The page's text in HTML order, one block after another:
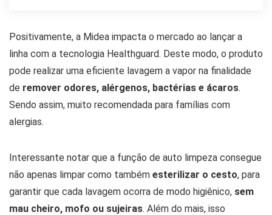
Positivamente, a Midea impacta o mercado ao lançar a
linha com a tecnologia Healthguard. Deste modo, o produto
pode realizar uma eficiente lavagem a vapor na finalidade
de remover odores, alérgenos, bactérias e ácaros.
Sendo assim, muito recomendada para famílias com
alergias.
Interessante notar que a função de auto limpeza consegue
não apenas limpar como também esterilizar o cesto, para
garantir que cada lavagem ocorra de modo higiênico, sem
mau cheiro, mofo ou sujeiras. Além do mais, isso